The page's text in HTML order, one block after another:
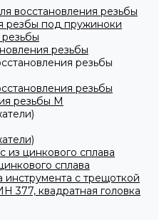
восстановления резьбы
резбы под пружиноки
резьбы
резьбы
резьбы
резьбы M
из цинкового сплава
сплава
с трещоткой
377, квадратная головка